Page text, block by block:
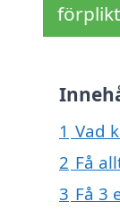
1 Vad
2 Få
3 Få 3